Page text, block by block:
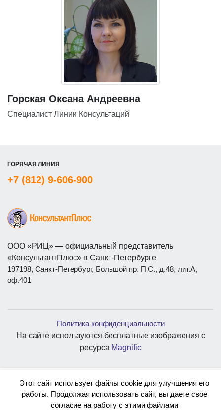
Горская Оксана Андреевна
Специалист Линии Консультаций
ГОРЯЧАЯ ЛИНИЯ
+7 (812) 9-606-900
ООО «РИЦ» — официальный представитель
«КонсультантПлюс» в Санкт-Петербурге
197198, Санкт-Петербург, Большой пр. П.С., д.48, лит.А,
оф.401
Политика конфиденциальности
На сайте используются бесплатные изображения с
ресурса Magnific
Этот сайт использует файлы cookie для улучшения его
работы. Продолжая использовать сайт, вы даете свое
согласие на работу с этими файлами